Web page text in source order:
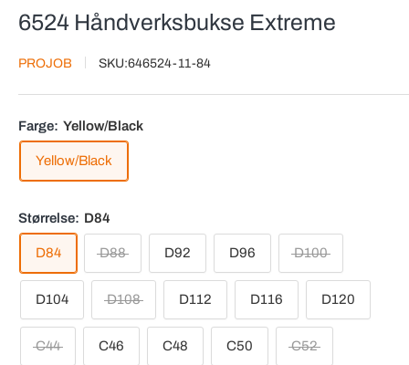
6524 Håndverksbukse Extreme
PROJOB SKU:646524-11-84
Farge: Yellow/Black
Yellow/Black
Størrelse: D84
D84 D88 D92 D96 D100
D104 D108 D112 D116 D120
C44 C46 C48 C50 C52